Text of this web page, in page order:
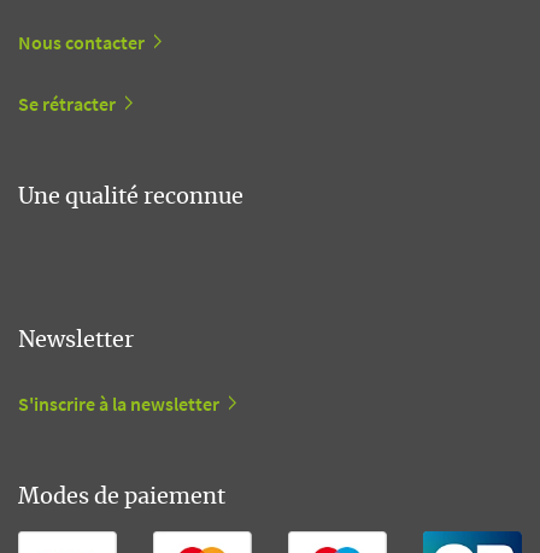
Nous contacter
Se rétracter
Une qualité reconnue
Newsletter
S'inscrire à la newsletter
Modes de paiement